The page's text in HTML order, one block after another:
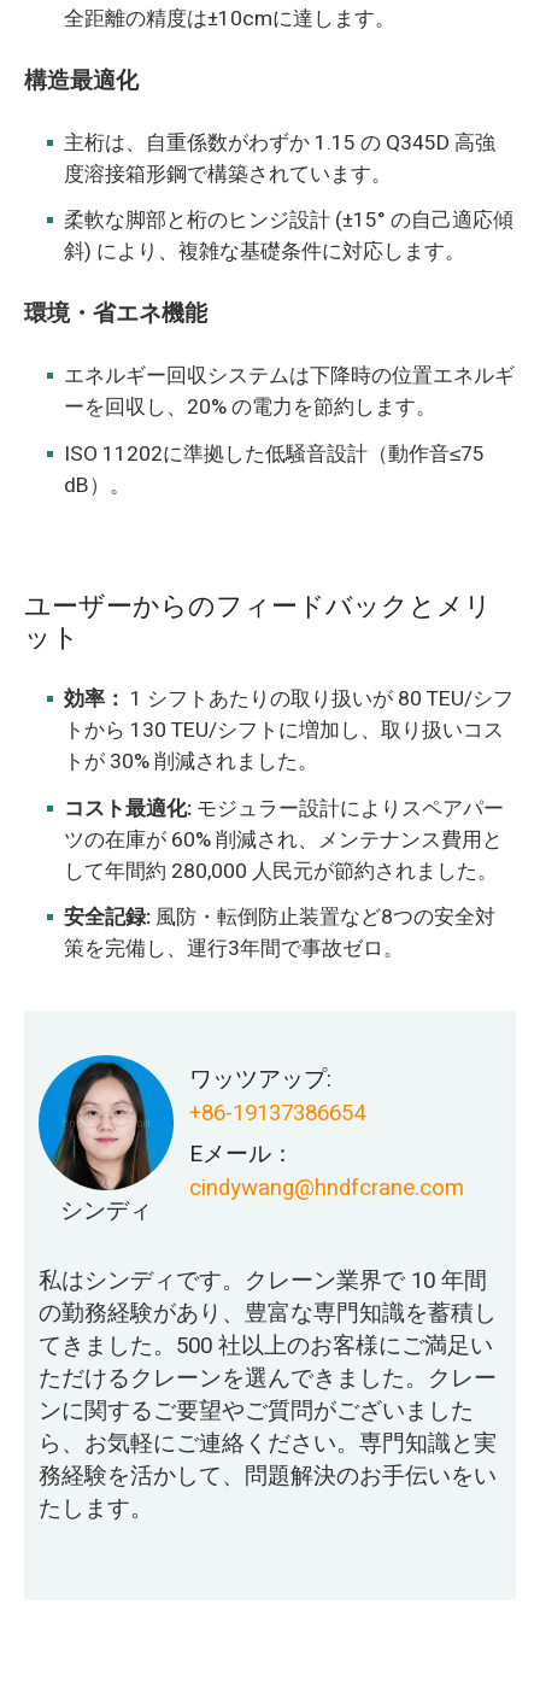
全距離の精度は±10cmに達します。
構造最適化
主桁は、自重係数がわずか 1.15 の Q345D 高強
度溶接箱形鋼で構築されています。
柔軟な脚部と桁のヒンジ設計 (±15° の自己適応傾
斜) により、複雑な基礎条件に対応します。
環境・省エネ機能
エネルギー回収システムは下降時の位置エネルギ
ーを回収し、20% の電力を節約します。
ISO 11202に準拠した低騒音設計（動作音≤75
dB）。
ユーザーからのフィードバックとメリ
ット
効率： 1 シフトあたりの取り扱いが 80 TEU/シフ
トから 130 TEU/シフトに増加し、取り扱いコス
トが 30% 削減されました。
コスト最適化: モジュラー設計によりスペアパー
ツの在庫が 60% 削減され、メンテナンス費用と
して年間約 280,000 人民元が節約されました。
安全記録:風防・転倒防止装置など8つの安全対
策を完備し、運行3年間で事故ゼロ。
シンディ
ワッツアップ:
+86-19137386654
Eメール：
cindywang@hndfcrane.com
私はシンディです。クレーン業界で 10 年間
の勤務経験があり、豊富な専門知識を蓄積し
てきました。500 社以上のお客様にご満足い
ただけるクレーンを選んできました。クレー
ンに関するご要望やご質問がございました
ら、お気軽にご連絡ください。専門知識と実
務経験を活かして、問題解決のお手伝いをい
たします。